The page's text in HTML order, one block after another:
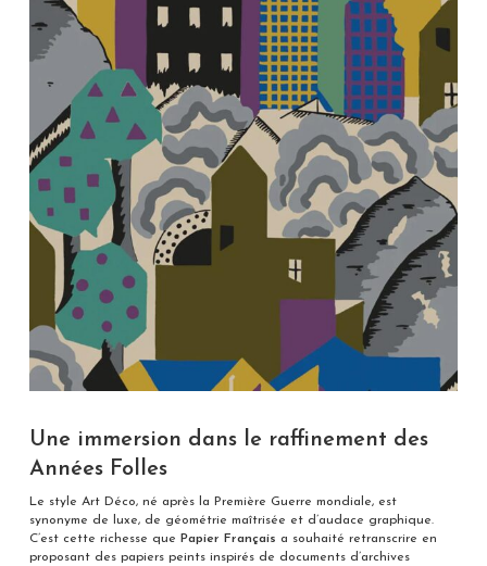
Une immersion dans le raffinement des
Années Folles
Le style Art Déco, né après la Première Guerre mondiale, est
synonyme de luxe, de géométrie maîtrisée et d’audace graphique.
C’est cette richesse que Papier Français a souhaité retranscrire en
proposant des papiers peints inspirés de documents d’archives